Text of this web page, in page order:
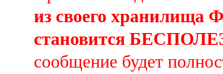
из своего
становится
сообщение будет